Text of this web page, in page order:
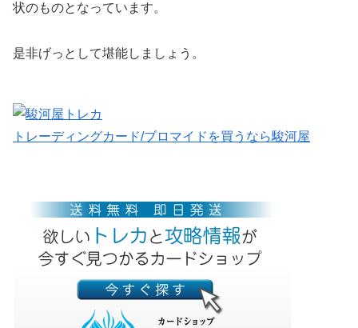
状のものとなっています。
是非げっとして堪能しましょう。
トレーディングカード/ブロマイドを買うなら駿河屋